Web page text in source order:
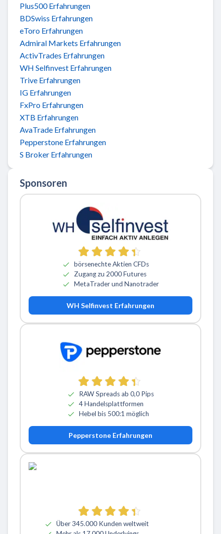
Plus500 Erfahrungen
BDSwiss Erfahrungen
eToro Erfahrungen
Admiral Markets Erfahrungen
ActivTrades Erfahrungen
WH Selfinvest Erfahrungen
Trive Erfahrungen
IG Erfahrungen
FxPro Erfahrungen
XTB Erfahrungen
AvaTrade Erfahrungen
Pepperstone Erfahrungen
S Broker Erfahrungen
Sponsoren
börsenechte Aktien CFDs
Zugang zu 2000 Futures
MetaTrader und Nanotrader
WH Selfinvest Erfahrungen
RAW Spreads ab 0,0 Pips
4 Handelsplattformen
Hebel bis 500:1 möglich
Pepperstone Erfahrungen
Über 345.000 Kunden weltweit